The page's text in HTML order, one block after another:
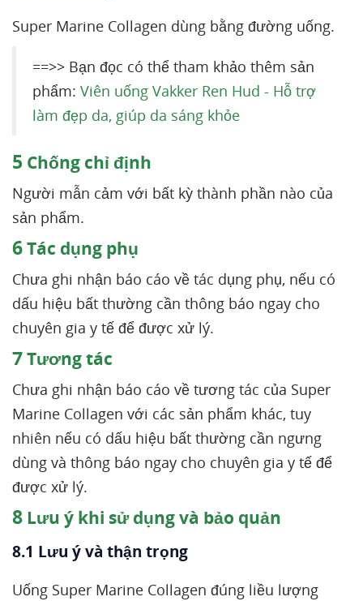
Super Marine Collagen dùng bằng đường uống.
==>> Bạn đọc có thể tham khảo thêm sản
phẩm: Viên uống Vakker Ren Hud - Hỗ trợ
làm đẹp da, giúp da sáng khỏe
5 Chống chỉ định
Người mẫn cảm với bất kỳ thành phần nào của
sản phẩm.
6Tác dụng phụ
Chưa ghi nhận báo cáo về tác dụng phụ, nếu có
dấu hiệu bất thường cần thông báo ngay cho
chuyên gia y tế để được xử lý.
7Tương tác
Chưa ghi nhận báo cáo về tương tác của Super
Marine Collagen với các sản phẩm khác, tuy
nhiên nếu có dấu hiệu bất thường cần ngưng
dùng và thông báo ngay cho chuyên gia y tế để
được xử lý.
8 Lưu ý khi sử dụng và bảo quản
8.1 Lưu ý và thận trọng
Uống Super Marine Collagen đúng liều lượng